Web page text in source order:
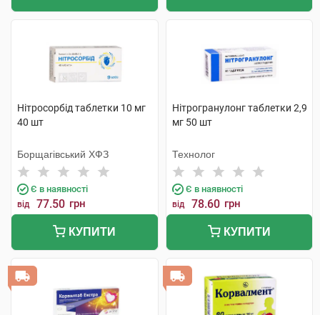
Нітросорбід таблетки 10 мг
40 шт
Борщагівський ХФЗ
Є в наявності
від 77.50 грн
КУПИТИ
Нітрогранулонг таблетки 2,9
мг 50 шт
Технолог
Є в наявності
від 78.60 грн
КУПИТИ